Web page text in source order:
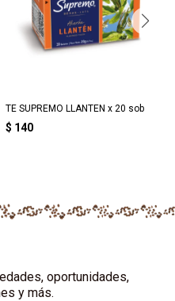
TE SUPREMO LLANTEN x 20 sob
$ 140
oportunidades,
y más.